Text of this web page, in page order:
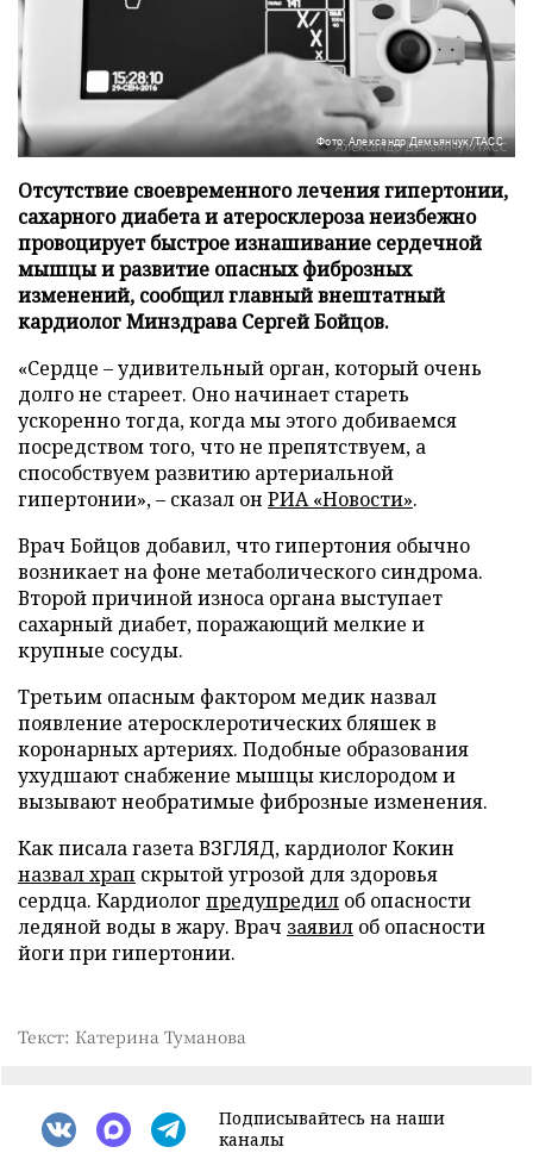
Фото: Александр Демьянчук/ТАСС
Отсутствие своевременного лечения гипертонии,
сахарного диабета и атеросклероза неизбежно
провоцирует быстрое изнашивание сердечной
мышцы и развитие опасных фиброзных
изменений, сообщил главный внештатный
кардиолог Минздрава Сергей Бойцов.
«Сердце – удивительный орган, который очень
долго не стареет. Оно начинает стареть
ускоренно тогда, когда мы этого добиваемся
посредством того, что не препятствуем, а
способствуем развитию артериальной
гипертонии», – сказал он РИА «Новости».
Врач Бойцов добавил, что гипертония обычно
возникает на фоне метаболического синдрома.
Второй причиной износа органа выступает
сахарный диабет, поражающий мелкие и
крупные сосуды.
Третьим опасным фактором медик назвал
появление атеросклеротических бляшек в
коронарных артериях. Подобные образования
ухудшают снабжение мышцы кислородом и
вызывают необратимые фиброзные изменения.
Как писала газета ВЗГЛЯД, кардиолог Кокин
назвал храп скрытой угрозой для здоровья
сердца. Кардиолог предупредил об опасности
ледяной воды в жару. Врач заявил об опасности
йоги при гипертонии.
Текст: Катерина Туманова
Подписывайтесь на наши
каналы